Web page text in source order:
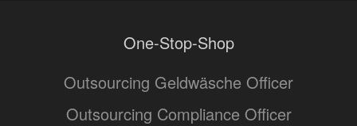
One-Stop-Shop
Outsourcing Geldwäsche Officer
Outsourcing Compliance Officer